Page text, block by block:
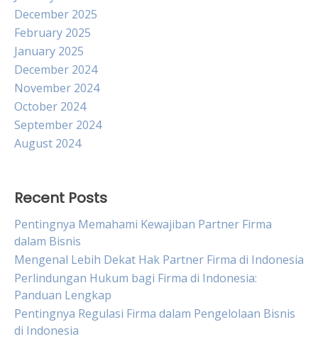
December 2025
February 2025
January 2025
December 2024
November 2024
October 2024
September 2024
August 2024
Recent Posts
Pentingnya Memahami Kewajiban Partner Firma
dalam Bisnis
Mengenal Lebih Dekat Hak Partner Firma di Indonesia
Perlindungan Hukum bagi Firma di Indonesia:
Panduan Lengkap
Pentingnya Regulasi Firma dalam Pengelolaan Bisnis
di Indonesia